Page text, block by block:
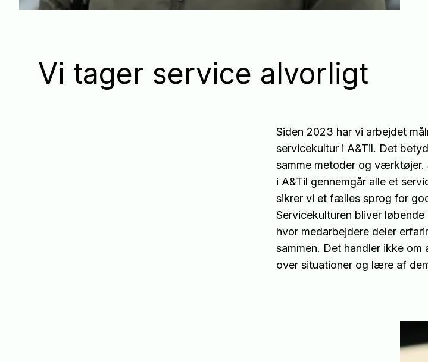
Vi tager service alvorligt
Siden 2023 har vi arbejdet
servicekultur i A&Til. Det
samme metoder og
i A&Til gennemgår alle et
sikrer vi et fælles sprog for
Servicekulturen bliver
hvor medarbejdere deler
sammen. Det handler ikke
over situationer og lære af